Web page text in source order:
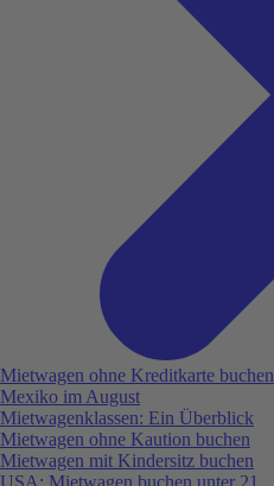
Mietwagen ohne Kreditkarte buchen
Mexiko im August
Mietwagenklassen: Ein Überblick
Mietwagen ohne Kaution buchen
Mietwagen mit Kindersitz buchen
USA: Mietwagen buchen unter 21